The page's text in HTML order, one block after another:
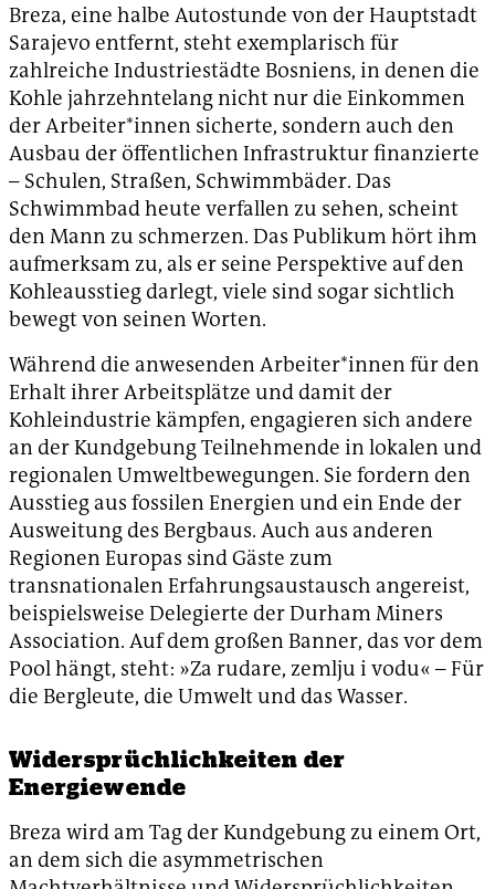
Breza, eine halbe Autostunde von der Hauptstadt
Sarajevo entfernt, steht exemplarisch für
zahlreiche Industriestädte Bosniens, in denen die
Kohle jahrzehntelang nicht nur die Einkommen
der Arbeiter*innen sicherte, sondern auch den
Ausbau der öffentlichen Infrastruktur finanzierte
– Schulen, Straßen, Schwimmbäder. Das
Schwimmbad heute verfallen zu sehen, scheint
den Mann zu schmerzen. Das Publikum hört ihm
aufmerksam zu, als er seine Perspektive auf den
Kohleausstieg darlegt, viele sind sogar sichtlich
bewegt von seinen Worten.
Während die anwesenden Arbeiter*innen für den
Erhalt ihrer Arbeitsplätze und damit der
Kohleindustrie kämpfen, engagieren sich andere
an der Kundgebung Teilnehmende in lokalen und
regionalen Umweltbewegungen. Sie fordern den
Ausstieg aus fossilen Energien und ein Ende der
Ausweitung des Bergbaus. Auch aus anderen
Regionen Europas sind Gäste zum
transnationalen Erfahrungsaustausch angereist,
beispielsweise Delegierte der Durham Miners
Association. Auf dem großen Banner, das vor dem
Pool hängt, steht: »Za rudare, zemlju i vodu« – Für
die Bergleute, die Umwelt und das Wasser.
Widersprüchlichkeiten der
Energiewende
Breza wird am Tag der Kundgebung zu einem Ort,
an dem sich die asymmetrischen